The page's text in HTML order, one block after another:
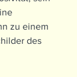
zu einem
des